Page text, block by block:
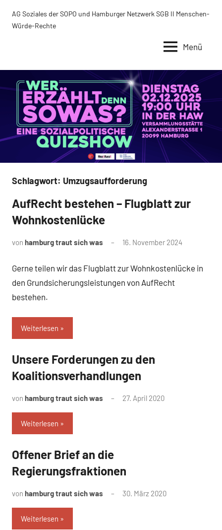
AG Soziales der SOPO und Hamburger Netzwerk SGB II Menschen-
Würde-Rechte
Menü
Schlagwort: Umzugsaufforderung
Uncategorized
AufRecht bestehen – Flugblatt zur
Wohnkostenlücke
von hamburg traut sich was 16. November 2024
Gerne teilen wir das Flugblatt zur Wohnkostenlücke in
den Grundsicherungsleistungen von AufRecht
bestehen.
Weiterlesen
Uncategorized
Unsere Forderungen zu den
Koalitionsverhandlungen
von hamburg traut sich was 27. April 2020
Weiterlesen
Uncategorized
Offener Brief an die
Regierungsfraktionen
von hamburg traut sich was 30. März 2020
Weiterlesen